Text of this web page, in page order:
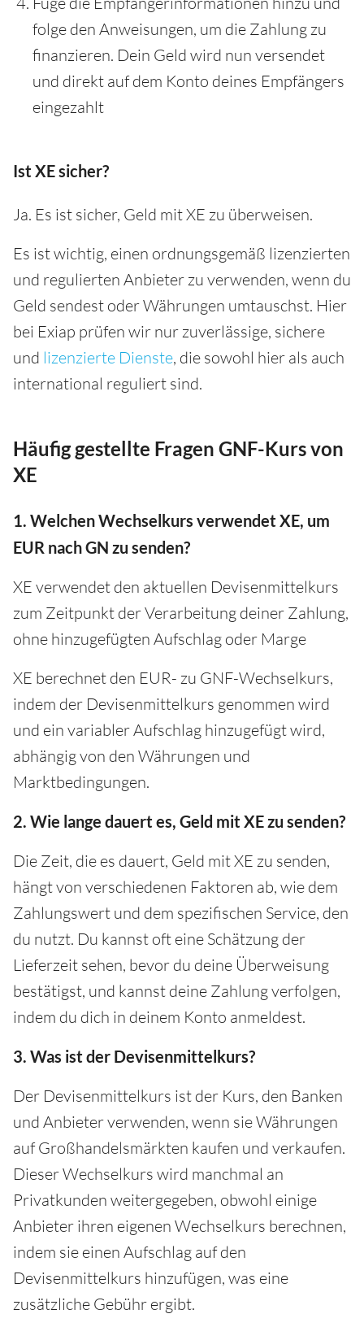
folge den Anweisungen, um die Zahlung zu
finanzieren. Dein Geld wird nun versendet
und direkt auf dem Konto deines Empfängers
eingezahlt
Ist XE sicher?
Ja. Es ist sicher, Geld mit XE zu überweisen.
Es ist wichtig, einen ordnungsgemäß lizenzierten
und regulierten Anbieter zu verwenden, wenn du
Geld sendest oder Währungen umtauschst. Hier
bei Exiap prüfen wir nur zuverlässige, sichere
und lizenzierte Dienste, die sowohl hier als auch
international reguliert sind.
Häufig gestellte Fragen GNF-Kurs von
XE
1. Welchen Wechselkurs verwendet XE, um
EUR nach GN zu senden?
XE verwendet den aktuellen Devisenmittelkurs
zum Zeitpunkt der Verarbeitung deiner Zahlung,
ohne hinzugefügten Aufschlag oder Marge
XE berechnet den EUR- zu GNF-Wechselkurs,
indem der Devisenmittelkurs genommen wird
und ein variabler Aufschlag hinzugefügt wird,
abhängig von den Währungen und
Marktbedingungen.
2. Wie lange dauert es, Geld mit XE zu senden?
Die Zeit, die es dauert, Geld mit XE zu senden,
hängt von verschiedenen Faktoren ab, wie dem
Zahlungswert und dem spezifischen Service, den
du nutzt. Du kannst oft eine Schätzung der
Lieferzeit sehen, bevor du deine Überweisung
bestätigst, und kannst deine Zahlung verfolgen,
indem du dich in deinem Konto anmeldest.
3. Was ist der Devisenmittelkurs?
Der Devisenmittelkurs ist der Kurs, den Banken
und Anbieter verwenden, wenn sie Währungen
auf Großhandelsmärkten kaufen und verkaufen.
Dieser Wechselkurs wird manchmal an
Privatkunden weitergegeben, obwohl einige
Anbieter ihren eigenen Wechselkurs berechnen,
indem sie einen Aufschlag auf den
Devisenmittelkurs hinzufügen, was eine
zusätzliche Gebühr ergibt.